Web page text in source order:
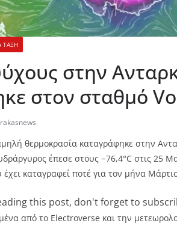
ΤΑΞΗ
στην
στον σταθμό
θερμοκρασία καταγράφηκε στην
έπεσε στους −76,4°C στις 25
καταγραφεί ποτέ για τον μήνα
this post, don't forget to
από το Electroverse και την